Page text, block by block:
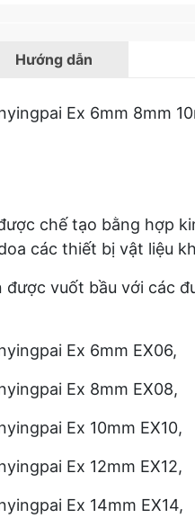
Hướng dẫn
Ex 6mm 8mm
chế tạo bằng hợp
các thiết bị vật liệu
vuốt bầu với các
Ex 6mm EX06,
Ex 8mm EX08,
Ex 10mm EX10,
Ex 12mm EX12,
Ex 14mm EX14,